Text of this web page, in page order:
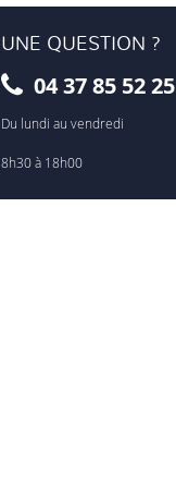
UNE QUESTION ?
04 37 85 52 25
Du lundi au vendredi
8h30 à 18h00